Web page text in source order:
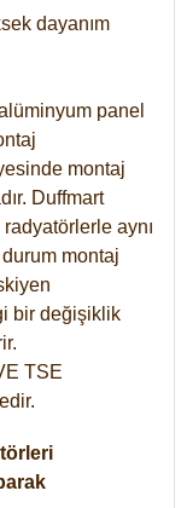
dayanım
panel
montaj
Duffmart
aynı
montaj
bir değişiklik
TSE